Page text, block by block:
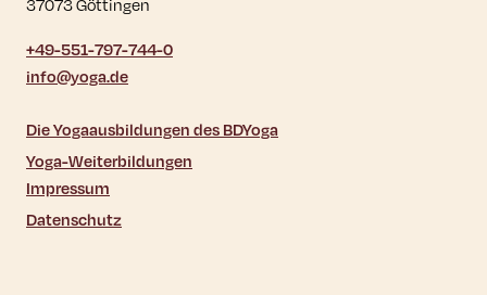
37073 Göttingen
+49-551-797-744-0
info@yoga.de
Die Yogaausbildungen des BDYoga
Yoga-Weiterbildungen
Impressum
Datenschutz